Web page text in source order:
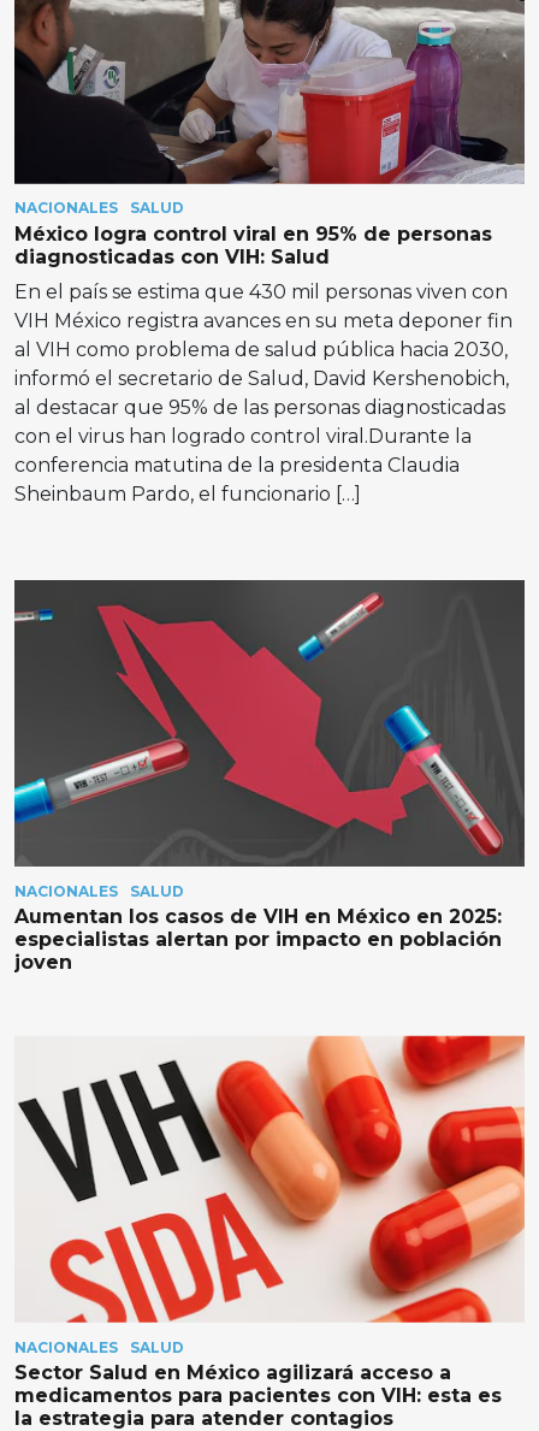
NACIONALES SALUD
México logra control viral en 95% de personas
diagnosticadas con VIH: Salud
En el país se estima que 430 mil personas viven con
VIH México registra avances en su meta deponer fin
al VIH como problema de salud pública hacia 2030,
informó el secretario de Salud, David Kershenobich,
al destacar que 95% de las personas diagnosticadas
con el virus han logrado control viral.Durante la
conferencia matutina de la presidenta Claudia
Sheinbaum Pardo, el funcionario […]
NACIONALES SALUD
Aumentan los casos de VIH en México en 2025:
especialistas alertan por impacto en población
joven
NACIONALES SALUD
Sector Salud en México agilizará acceso a
medicamentos para pacientes con VIH: esta es
la estrategia para atender contagios